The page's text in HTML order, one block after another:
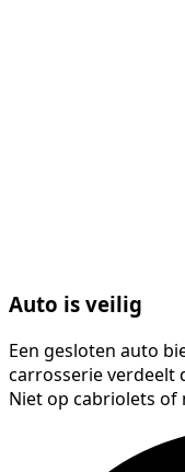
Auto is veilig
Een gesloten auto
carrosserie verdeelt
Niet op cabriolets